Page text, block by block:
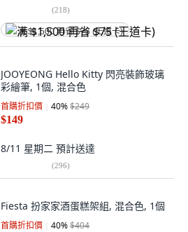
(218)
满 $1,500 再省 $75 (王道卡)
JOOYEONG Hello Kitty 閃亮裝飾玻璃
彩繪筆, 1個, 混合色
首購折扣價 40%$249
$149
8/11 星期二 預計送達
(296)
Fiesta 扮家家酒蛋糕架組, 混合色, 1個
首購折扣價 40%$404